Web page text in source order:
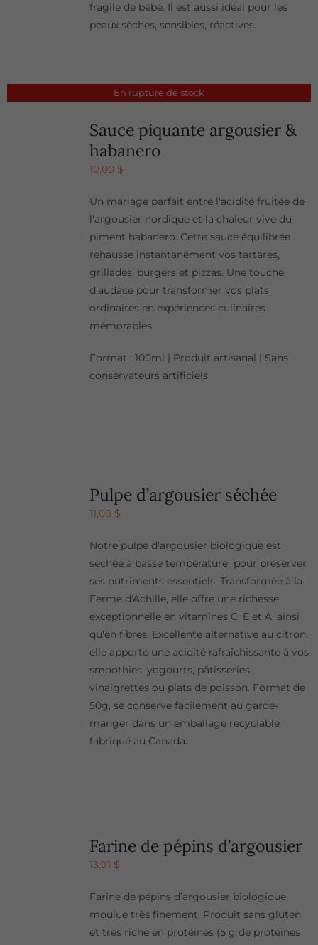
fragile de bébé. Il est aussi idéal pour les
peaux sèches, sensibles, réactives.
En rupture de stock
Sauce piquante argousier &
habanero
10,00 $
Un mariage parfait entre l'acidité fruitée de
l'argousier nordique et la chaleur vive du
piment habanero. Cette sauce équilibrée
rehausse instantanément vos tartares,
grillades, burgers et pizzas. Une touche
d'audace pour transformer vos plats
ordinaires en expériences culinaires
mémorables.
Format : 100ml | Produit artisanal | Sans
conservateurs artificiels
Pulpe d’argousier séchée
11,00 $
Notre pulpe d'argousier biologique est
séchée à basse température pour préserver
ses nutriments essentiels. Transformée à la
Ferme d'Achille, elle offre une richesse
exceptionnelle en vitamines C, E et A, ainsi
qu'en fibres. Excellente alternative au citron,
elle apporte une acidité rafraîchissante à vos
smoothies, yogourts, pâtisseries,
vinaigrettes ou plats de poisson. Format de
50g, se conserve facilement au garde-
manger dans un emballage recyclable
fabriqué au Canada.
Farine de pépins d’argousier
13,91 $
Farine de pépins d’argousier biologique
moulue très finement. Produit sans gluten
et très riche en protéines (5 g de protéines